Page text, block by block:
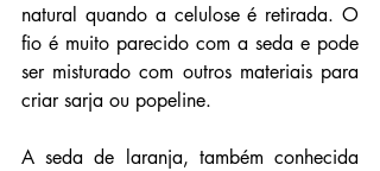
natural quando a celulose é retirada. O
fio é muito parecido com a seda e pode
ser misturado com outros materiais para
criar sarja ou popeline.
A seda de laranja, também conhecida